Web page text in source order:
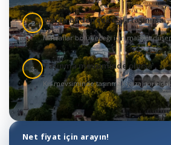
2 Araçta birden çok eşya taşınırsa
Masraflar bölüneceği için maliyet düşer
3 Taşınma mevsiminde olursa
Kış mevsiminde taşınmak yaza göre
Net fiyat için arayın!